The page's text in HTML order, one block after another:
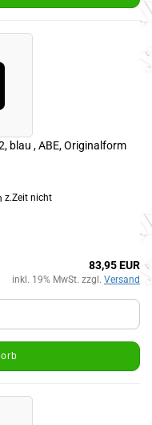
blau , ABE, Originalform
z.Zeit nicht
83,95 EUR
inkl. 19% MwSt. zzgl. Versand